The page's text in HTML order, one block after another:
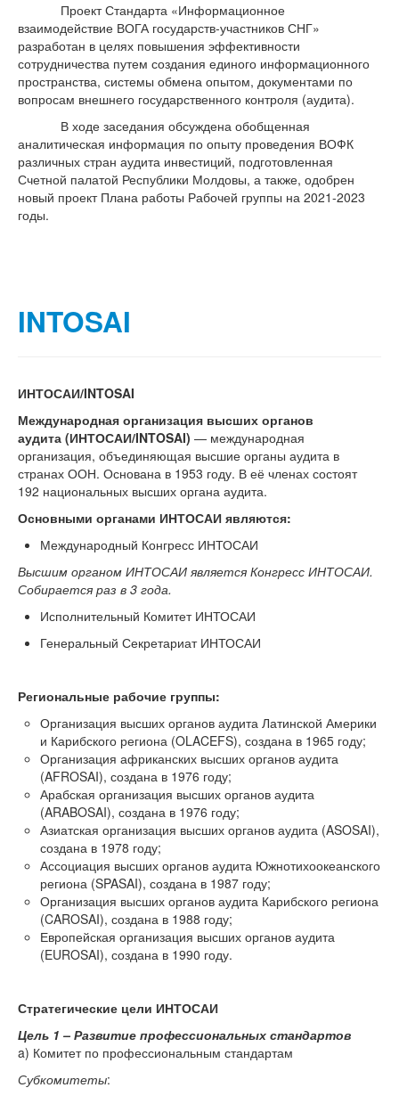
Проект Стандарта «Информационное
взаимодействие ВОГА государств-участников СНГ»
разработан в целях повышения эффективности
сотрудничества путем создания единого информационного
пространства, системы обмена опытом, документами по
вопросам внешнего государственного контроля (аудита).
В ходе заседания обсуждена обобщенная
аналитическая информация по опыту проведения ВОФК
различных стран аудита инвестиций, подготовленная
Счетной палатой Республики Молдовы, а также, одобрен
новый проект Плана работы Рабочей группы на 2021-2023
годы.
INTOSAI
ИНТОСАИ/INTOSAI
Международная организация высших органов
аудита (ИНТОСАИ/INTOSAI) — международная
организация, объединяющая высшие органы аудита в
странах ООН. Основана в 1953 году. В её членах состоят
192 национальных высших органа аудита.
Основными органами ИНТОСАИ являются:
Международный Конгресс ИНТОСАИ
Высшим органом ИНТОСАИ является Конгресс ИНТОСАИ.
Собирается раз в 3 года.
Исполнительный Комитет ИНТОСАИ
Генеральный Секретариат ИНТОСАИ
Региональные рабочие группы:
Организация высших органов аудита Латинской Америки
и Карибского региона (OLACEFS), создана в 1965 году;
Организация африканских высших органов аудита
(AFROSAI), создана в 1976 году;
Арабская организация высших органов аудита
(ARABOSAI), создана в 1976 году;
Азиатская организация высших органов аудита (ASOSAI),
создана в 1978 году;
Ассоциация высших органов аудита Южнотихоокеанского
региона (SPASAI), создана в 1987 году;
Организация высших органов аудита Карибского региона
(CAROSAI), создана в 1988 году;
Европейская организация высших органов аудита
(EUROSAI), создана в 1990 году.
Стратегические цели ИНТОСАИ
Цель 1 – Развитие профессиональных стандартов
a) Комитет по профессиональным стандартам
Субкомитеты: